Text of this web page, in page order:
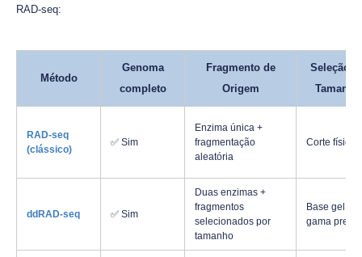
RAD-seq:
Método
Genoma
completo
Fragmento de
Origem
Seleção
Tamanho
RAD-seq
(clássico)
✅ Sim
Enzima única +
fragmentação
aleatória
Corte físico
ddRAD-seq ✅ Sim
Duas enzimas +
fragmentos
selecionados por
tamanho
Base gel,
gama